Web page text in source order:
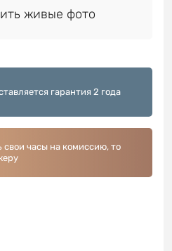
живые фото
гарантия 2 года
свои часы на комиссию, то